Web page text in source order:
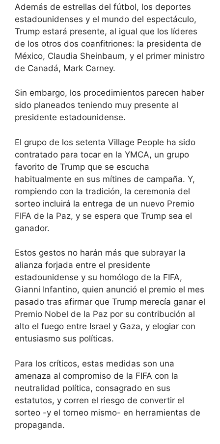
Además de estrellas del fútbol, ​​los deportes
estadounidenses y el mundo del espectáculo,
Trump estará presente, al igual que los líderes
de los otros dos coanfitriones: la presidenta de
México, Claudia Sheinbaum, y el primer ministro
de Canadá, Mark Carney.
Sin embargo, los procedimientos parecen haber
sido planeados teniendo muy presente al
presidente estadounidense.
El grupo de los setenta Village People ha sido
contratado para tocar en la YMCA, un grupo
favorito de Trump que se escucha
habitualmente en sus mítines de campaña. Y,
rompiendo con la tradición, la ceremonia del
sorteo incluirá la entrega de un nuevo Premio
FIFA de la Paz, y se espera que Trump sea el
ganador.
Estos gestos no harán más que subrayar la
alianza forjada entre el presidente
estadounidense y su homólogo de la FIFA,
Gianni Infantino, quien anunció el premio el mes
pasado tras afirmar que Trump merecía ganar el
Premio Nobel de la Paz por su contribución al
alto el fuego entre Israel y Gaza, y elogiar con
entusiasmo sus políticas.
Para los críticos, estas medidas son una
amenaza al compromiso de la FIFA con la
neutralidad política, consagrado en sus
estatutos, y corren el riesgo de convertir el
sorteo -y el torneo mismo- en herramientas de
propaganda.